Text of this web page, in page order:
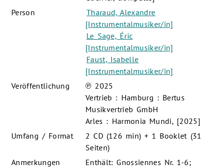
Person
Tharaud, Alexandre
[Instrumentalmusiker/in]
Le Sage, Éric
[Instrumentalmusiker/in]
Faust, Isabelle
[Instrumentalmusiker/in]
Veröffentlichung
℗ 2025
Vertrieb : Hamburg : Bertus
Musikvertrieb GmbH
Arles : Harmonia Mundi, [2025]
Umfang / Format
2 CD (126 min) + 1 Booklet (31
Seiten)
Anmerkungen
Enthält: Gnossiennes Nr. 1-6;